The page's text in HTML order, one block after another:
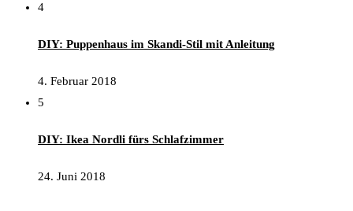
4
DIY: Puppenhaus im Skandi-Stil mit Anleitung
4. Februar 2018
5
DIY: Ikea Nordli fürs Schlafzimmer
24. Juni 2018